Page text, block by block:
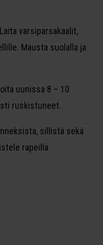
varsiparsakaalit,
Mausta suolalla ja
uunissa 8 – 10
ruskistuneet.
sillistä sekä
rapeilla